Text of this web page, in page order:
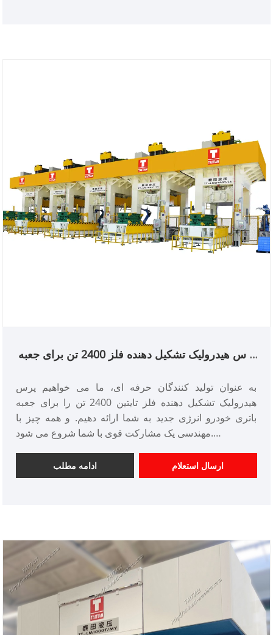
پرس هیدرولیک تشکیل دهنده فلز 2400 تن برای جعبه
به عنوان تولید کنندگان حرفه ای، ما می خواهیم پرس
هیدرولیک تشکیل دهنده فلز تایتین 2400 تن را برای جعبه
باتری خودرو انرژی جدید به شما ارائه دهیم. و همه چیز با
مهندسی یک مشارکت قوی با شما شروع می شود.
پرداخت: T/T، L/C
مبدا محصول: چین
زمان تحویل: حدود 4 ماه
ادامه مطلب ارسال استعلام